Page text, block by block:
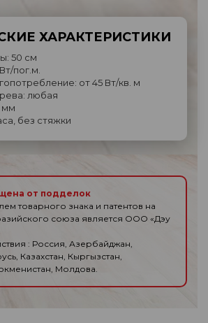
ХАРАКТЕРИСТИКИ
50 см
пог.м.
от 45 Вт/кв. м
любая
мм
без стяжки
от подделок
товарного знака и патентов на
союза является ООО «Дэу
: Россия, Азербайджан,
Казахстан, Кыргызстан,
Молдова.